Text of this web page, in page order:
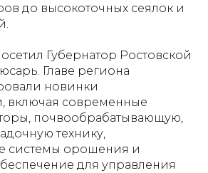
до высокоточных сеялок и
Губернатор Ростовской
Главе региона
новинки
включая современные
почвообрабатывающую,
технику,
системы орошения и
для управления